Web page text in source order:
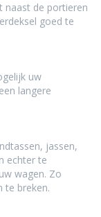
naast de portieren
goed te
uw
langere
jassen,
echter te
wagen. Zo
te breken.